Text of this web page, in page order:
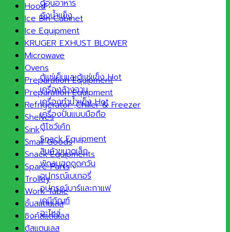
ตู้อุ่นอาหาร
ถังน้ำแข็ง
ตู้แช่เย็นและตู้แช่แข็ง
เครื่องล้างจาน
เครื่องทำน้ำแข็ง
เครื่องปั่นแบบมือถือ
ตู้โชว์เค้ก
Snack Equipment
สินค้าขนาดเล็ก
พัดลมฮูดดูดควัน
อุปกรณ์เบเกอรี่
อุปกรณ์บาร์และกาแฟ
เคมีภัณฑ์
อะไหล่
Hood
Ice Bin Cabinet
Ice Equipment
KRUGER EXHUST BLOWER
Microwave
Ovens
Preparation Equipment
Preparation Equipment
Refrigerator ,Chiller & Freezer
Shelves
Sink
Small Goods
Snack Equipments
Spare Parts
Trolley
Work Table
ชั้นสแตนเลส
ซิงค์สแตนเลส
ตู้สแตนเลส